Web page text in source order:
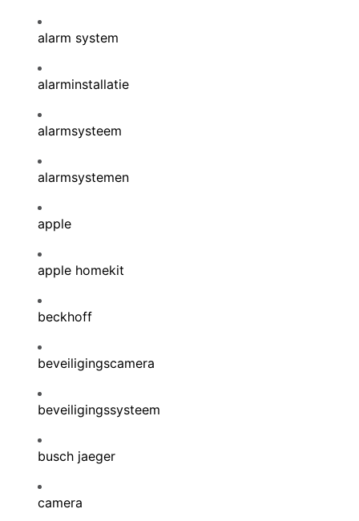
alarm system
alarminstallatie
alarmsysteem
alarmsystemen
apple
apple homekit
beckhoff
beveiligingscamera
beveiligingssysteem
busch jaeger
camera